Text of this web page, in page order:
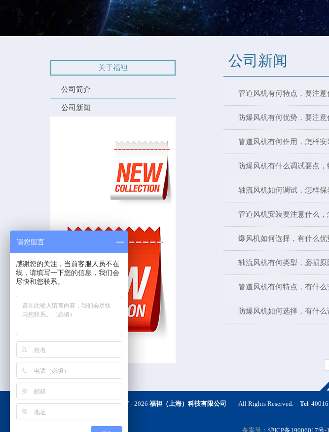
关于福袒
公司简介
公司新闻
公司新闻
管道风机有何特点，要注意
防爆风机有何优势，要注意
管道风机有何作用，怎样安
防爆风机有什么调试要点，
轴流风机如何调试，怎样保
管道风机安装要注意什么，
爆风机如何选择，有什么优
轴流风机有何类型，磨损原
管道风机有何特点，有什么
防爆风机如何选择，有什么
Copyright © 2017 - 2026 福袒（上海）科技有限公司 All Rights Reserved. Tel
备案号： 沪ICP备19006017号-1
请您留言
感谢您的关注，当前客服人员不在
线，请填写一下您的信息，我们会
尽快和您联系。